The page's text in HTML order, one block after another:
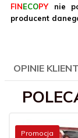
FINECOPYnie
producent
OPINIE
Promocja